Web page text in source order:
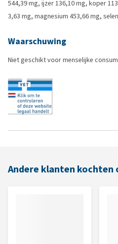
544,39 mg, ijzer 136,10 mg, koper
3,63 mg, magnesium 453,66 mg,
Waarschuwing
Niet geschikt voor menselijke
Andere klanten kochten